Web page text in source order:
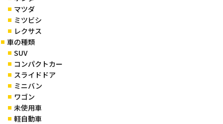
マツダ
ミツビシ
レクサス
車の種類
SUV
コンパクトカー
スライドドア
ミニバン
ワゴン
未使用車
軽自動車